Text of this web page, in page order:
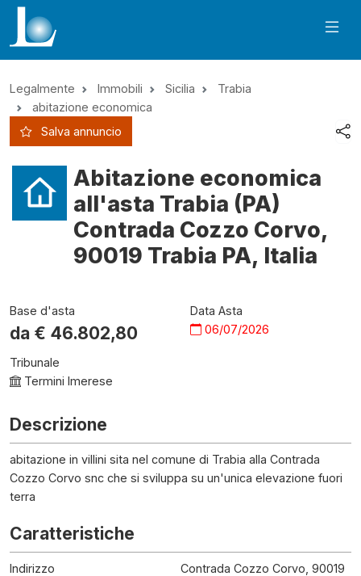
Legalmente Immobili Sicilia
Trabia
abitazione economica
Salva annuncio
Abitazione economica
all'asta Trabia (PA)
Contrada Cozzo Corvo,
90019 Trabia PA, Italia
Base d'asta
da € 46.802,80
Data Asta
06/07/2026
Tribunale
Termini Imerese
Descrizione
abitazione in villini sita nel comune di Trabia alla Contrada
Cozzo Corvo snc che si sviluppa su un'unica elevazione fuori
terra
Caratteristiche
Indirizzo
Contrada Cozzo Corvo, 90019